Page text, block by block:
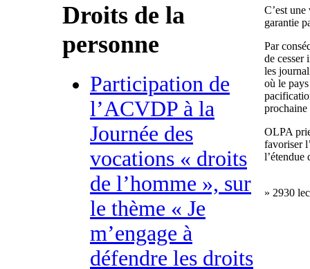
Droits de la
personne
Participation de
l’ACVDP à la
Journée des
vocations « droits
de l’homme », sur
le thème « Je
m’engage à
défendre les droits
C’est
garantie
Par
de cesser
les
où le
prochaine
OLPA
favoriser
l’étendue
» 2930